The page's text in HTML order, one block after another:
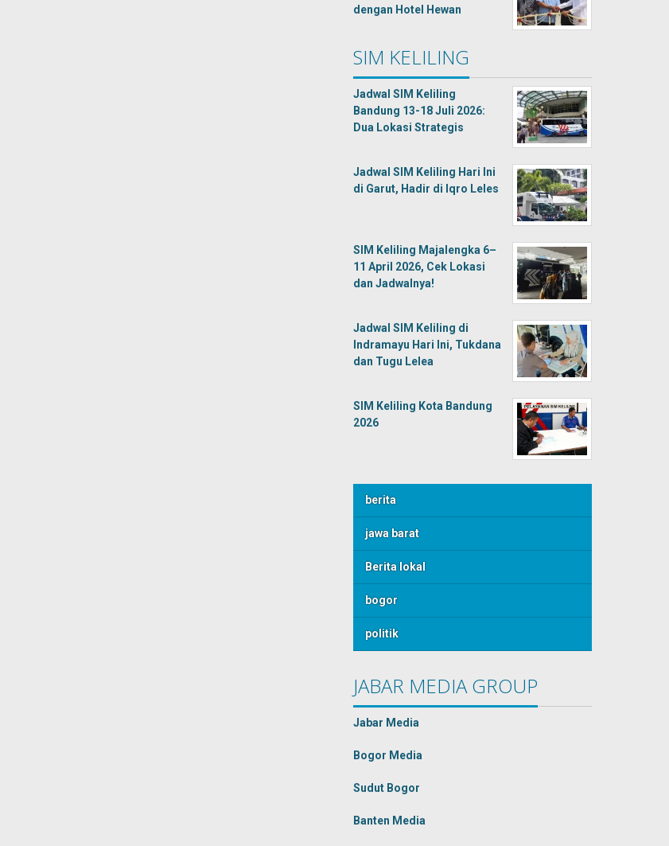
dengan Hotel Hewan
SIM KELILING
Jadwal SIM Keliling
Bandung 13-18 Juli 2026:
Dua Lokasi Strategis
Jadwal SIM Keliling Hari Ini
di Garut, Hadir di Iqro Leles
SIM Keliling Majalengka 6–
11 April 2026, Cek Lokasi
dan Jadwalnya!
Jadwal SIM Keliling di
Indramayu Hari Ini, Tukdana
dan Tugu Lelea
SIM Keliling Kota Bandung
2026
berita
jawa barat
Berita lokal
bogor
politik
JABAR MEDIA GROUP
Jabar Media
Bogor Media
Sudut Bogor
Banten Media